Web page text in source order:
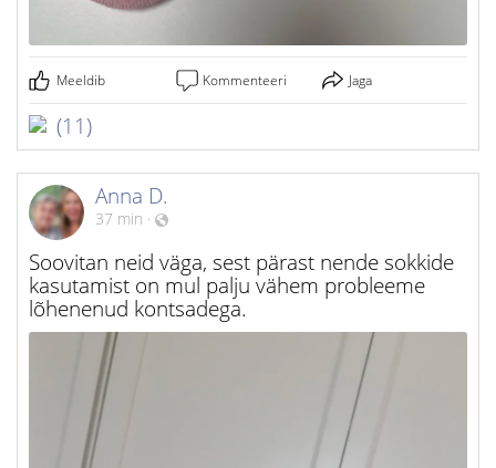
Meeldib Kommenteeri Jaga
(11)
Anna D.
37 min ·
Soovitan neid väga, sest pärast nende sokkide
kasutamist on mul palju vähem probleeme
lõhenenud kontsadega.